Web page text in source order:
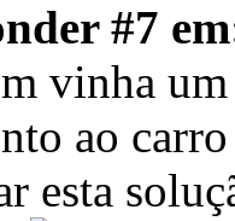
#7
vinha
ao
esta